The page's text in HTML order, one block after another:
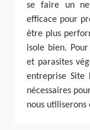
se faire un
efficace pour
être plus
isole bien.
et parasites
entreprise Site
nécessaires
nous